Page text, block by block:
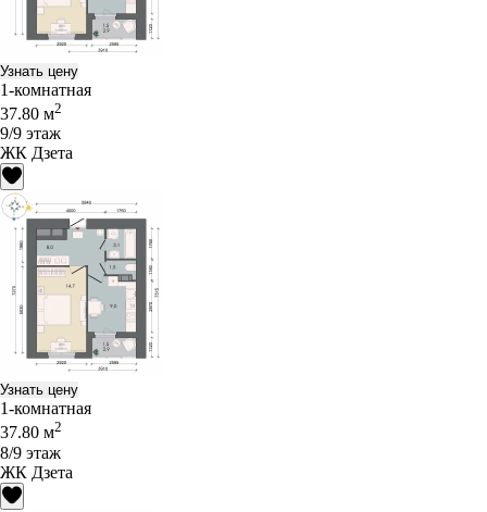
Узнать цену
1-комнатная
37.80 м2
9/9 этаж
ЖК Дзета
Узнать цену
1-комнатная
37.80 м2
8/9 этаж
ЖК Дзета